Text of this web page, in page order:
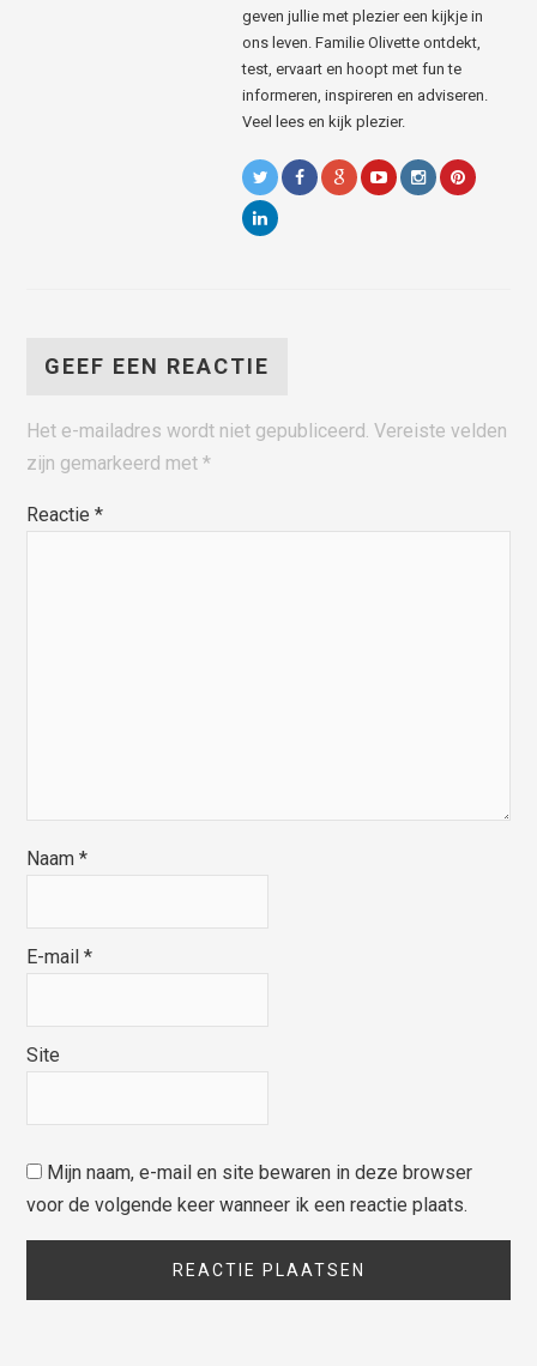
geven jullie met plezier een kijkje in
ons leven. Familie Olivette ontdekt,
test, ervaart en hoopt met fun te
informeren, inspireren en adviseren.
Veel lees en kijk plezier.
GEEF EEN REACTIE
Het e-mailadres wordt niet gepubliceerd. Vereiste velden
zijn gemarkeerd met*
Reactie*
Naam*
E-mail*
Site
Mijn naam, e-mail en site bewaren in deze browser
voor de volgende keer wanneer ik een reactie plaats.